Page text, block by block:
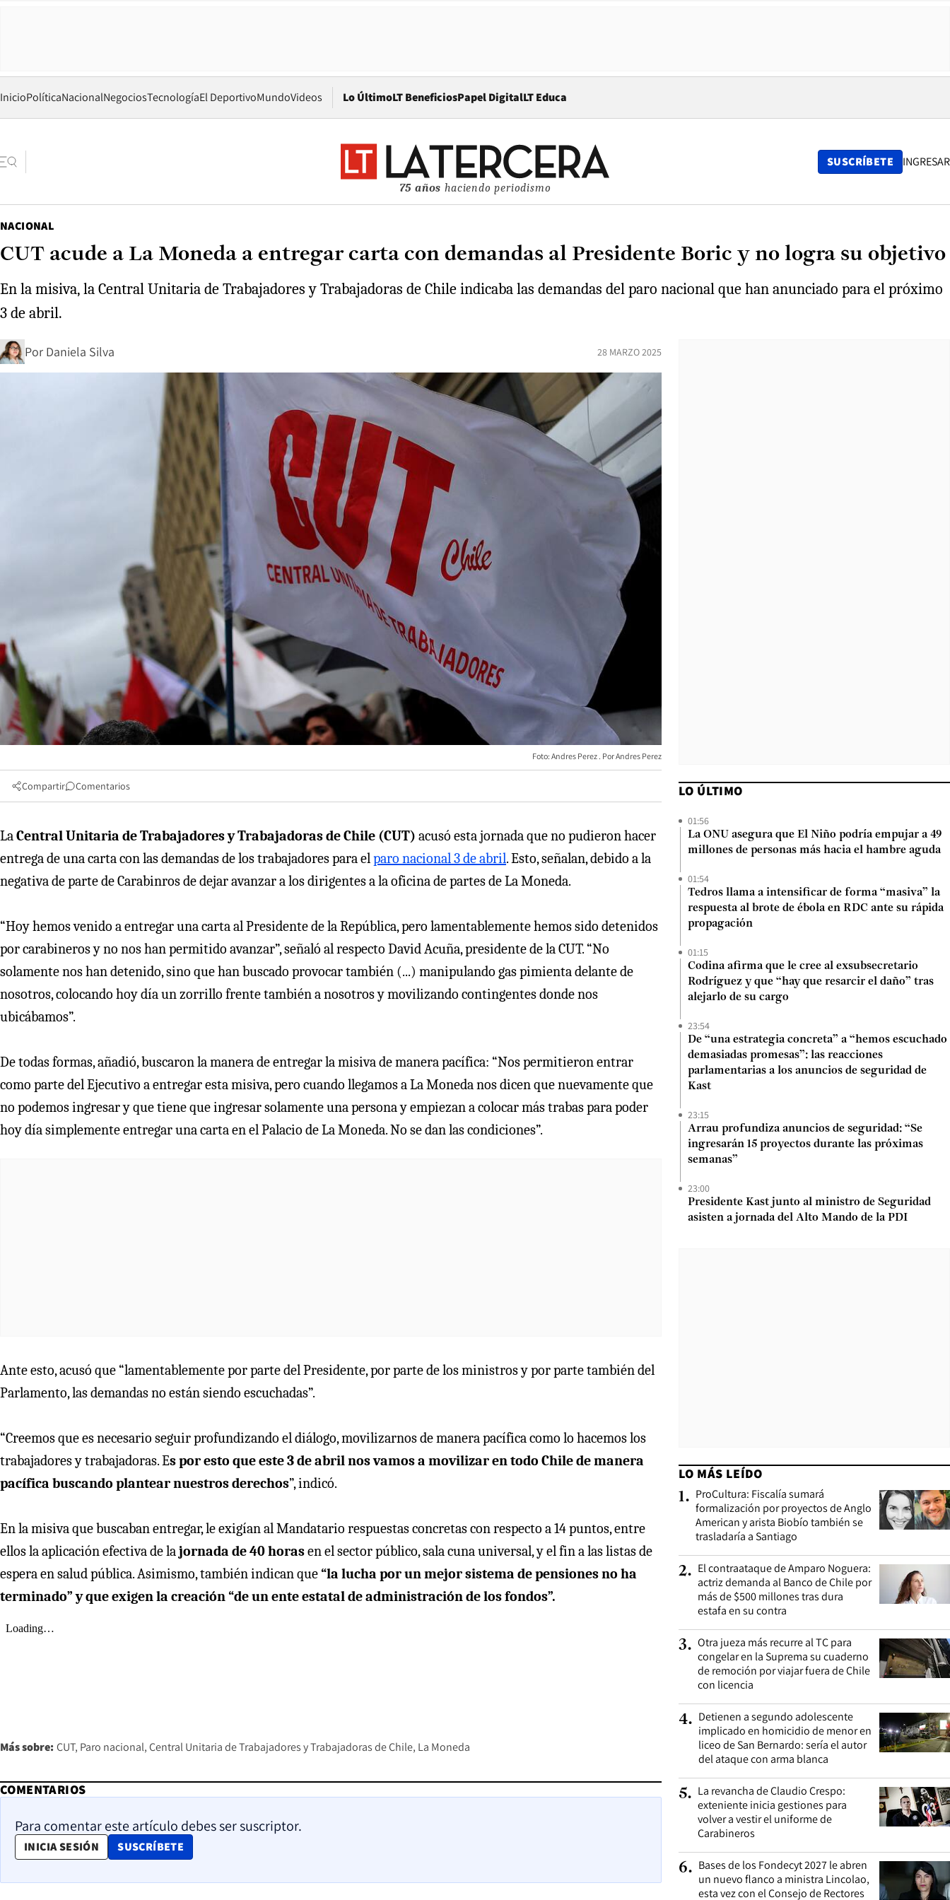
InicioPolíticaNacionalNegociosTecnologíaEl DeportivoMundoVideos Lo ÚltimoLT BeneficiosPapel DigitalOpens in new window
LT Educa
75 años haciendo periodismo
SUSCRÍBETE INGRESAR
NACIONAL
CUT acude a La Moneda a entregar carta con demandas al Presidente Boric y no logra su objetivo
En la misiva, la Central Unitaria de Trabajadores y Trabajadoras de Chile indicaba las demandas del paro nacional que han anunciado para el próximo
3 de abril.
Por Daniela Silva 28 MARZO 2025
Foto: Andres Perez Andres Perez
Compartir Comentarios
LaCentral Unitaria de Trabajadores y Trabajadoras de Chile (CUT) acusó esta jornada que no pudieron hacer
entrega de una carta con las demandas de los trabajadores para elparo nacional 3 de abril. Esto, señalan, debido a la
negativa de parte de Carabinros de dejar avanzar a los dirigentes a la oficina de partes de La Moneda.
“Hoy hemos venido a entregar una carta al Presidente de la República, pero lamentablemente hemos sido detenidos
por carabineros y no nos han permitido avanzar”, señaló al respecto David Acuña, presidente de la CUT. “No
solamente nos han detenido, sino que han buscado provocar también (...) manipulando gas pimienta delante de
nosotros, colocando hoy día un zorrillo frente también a nosotros y movilizando contingentes donde nos
ubicábamos”.
De todas formas, añadió, buscaron la manera de entregar la misiva de manera pacífica: “Nos permitieron entrar
como parte del Ejecutivo a entregar esta misiva, pero cuando llegamos a La Moneda nos dicen que nuevamente que
no podemos ingresar y que tiene que ingresar solamente una persona y empiezan a colocar más trabas para poder
hoy día simplemente entregar una carta en el Palacio de La Moneda. No se dan las condiciones”.
Ante esto, acusó que “lamentablemente por parte del Presidente, por parte de los ministros y por parte también del
Parlamento, las demandas no están siendo escuchadas”.
“Creemos que es necesario seguir profundizando el diálogo, movilizarnos de manera pacífica como lo hacemos los
trabajadores y trabajadoras. Es por esto que este 3 de abril nos vamos a movilizar en todo Chile de manera
pacífica buscando plantear nuestros derechos”, indicó.
En la misiva que buscaban entregar, le exigían al Mandatario respuestas concretas con respecto a 14 puntos, entre
ellos la aplicación efectiva de lajornada de 40 horasen el sector público, sala cuna universal, y el fin a las listas de
espera en salud pública. Asimismo, también indican que“la lucha por un mejor sistema de pensiones no ha
terminado” y que exigen la creación “de un ente estatal de administración de los fondos”.
Más sobre: CUT Paro nacional Central Unitaria de Trabajadores y Trabajadoras de Chile La Moneda
COMENTARIOS
Para comentar este artículo debes ser suscriptor.
INICIA SESIÓN SUSCRÍBETE
OPENS IN NEW WINDOW
LO ÚLTIMO
01:56
La ONU asegura que El Niño podría empujar a 49
millones de personas más hacia el hambre aguda
01:54
Tedros llama a intensificar de forma “masiva” la
respuesta al brote de ébola en RDC ante su rápida
propagación
01:15
Codina afirma que le cree al exsubsecretario
Rodríguez y que “hay que resarcir el daño” tras
alejarlo de su cargo
23:54
De “una estrategia concreta” a “hemos escuchado
demasiadas promesas”: las reacciones
parlamentarias a los anuncios de seguridad de
Kast
23:15
Arrau profundiza anuncios de seguridad: “Se
ingresarán 15 proyectos durante las próximas
semanas”
23:00
Presidente Kast junto al ministro de Seguridad
asisten a jornada del Alto Mando de la PDI
LO MÁS LEÍDO
1. ProCultura: Fiscalía sumará
formalización por proyectos de Anglo
American y arista Biobío también se
trasladaría a Santiago
2. El contraataque de Amparo Noguera:
actriz demanda al Banco de Chile por
más de $500 millones tras dura
estafa en su contra
3. Otra jueza más recurre al TC para
congelar en la Suprema su cuaderno
de remoción por viajar fuera de Chile
con licencia
4. Detienen a segundo adolescente
implicado en homicidio de menor en
liceo de San Bernardo: sería el autor
del ataque con arma blanca
5. La revancha de Claudio Crespo:
exteniente inicia gestiones para
volver a vestir el uniforme de
Carabineros
6. Bases de los Fondecyt 2027 le abren
un nuevo flanco a ministra Lincolao,
esta vez con el Consejo de Rectores